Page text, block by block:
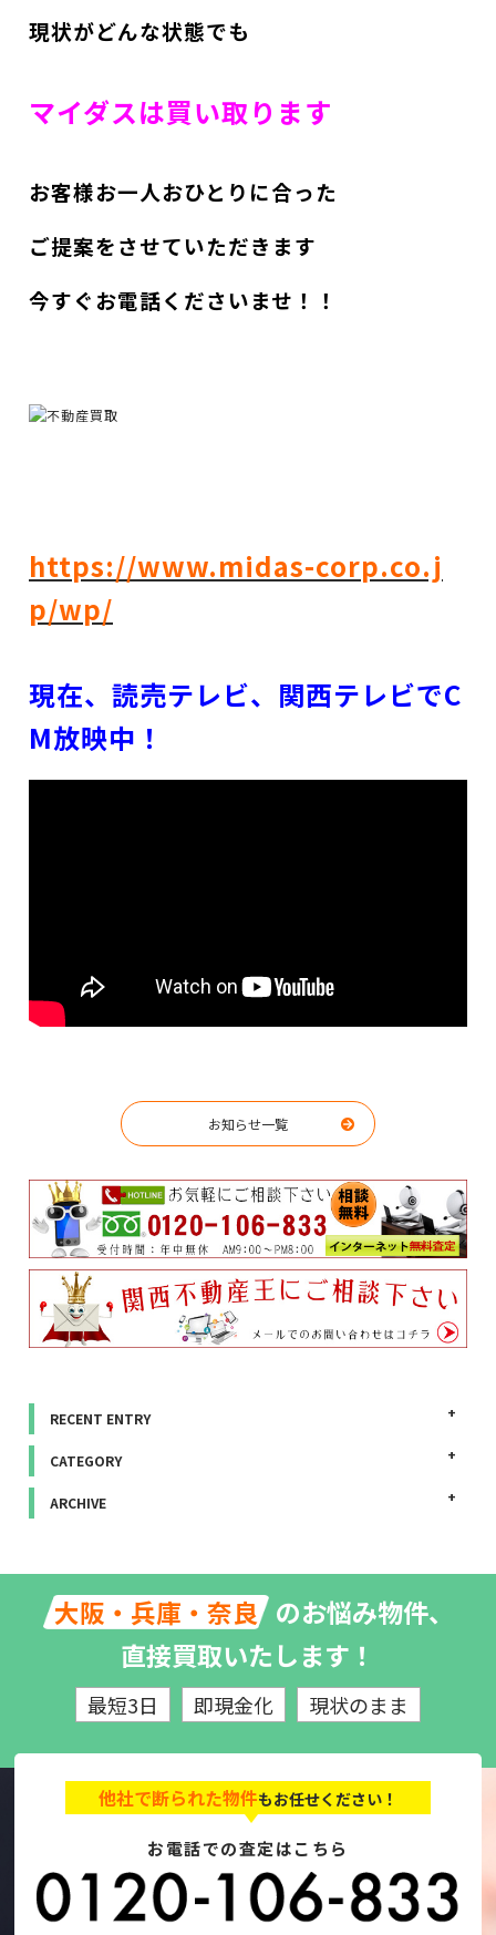
現状がどんな状態でも
マイダスは買い取ります
お客様お一人おひとりに合った
ご提案をさせていただきます
今すぐお電話くださいませ！！
https://www.midas-corp.co.j
p/wp/
現在、読売テレビ、関西テレビでC
M放映中！
お知らせ一覧
RECENT ENTRY
CATEGORY
ARCHIVE
大阪・兵庫・奈良 のお悩み物件、
直接買取いたします！
最短3日 即現金化 現状のまま
他社で断られた物件もお任せください！
お電話での査定はこちら